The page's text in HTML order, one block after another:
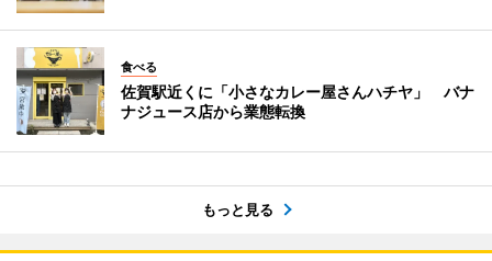
食べる
佐賀駅近くに「小さなカレー屋さんハチヤ」 バナ
ナジュース店から業態転換
もっと見る